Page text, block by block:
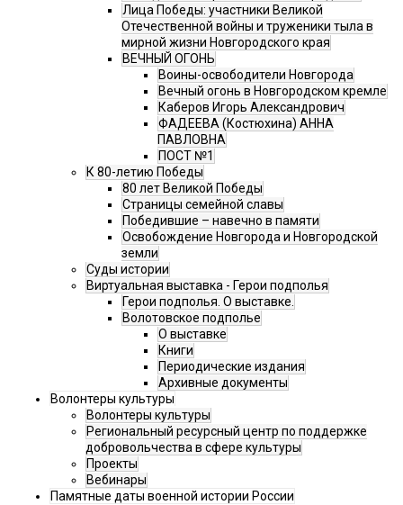
Лица Победы: участники Великой
Отечественной войны и труженики тыла в
мирной жизни Новгородского края
ВЕЧНЫЙ ОГОНЬ
Воины-освободители Новгорода
Вечный огонь в Новгородском кремле
Каберов Игорь Александрович
ФАДЕЕВА (Костюхина) АННА
ПАВЛОВНА
ПОСТ №1
К 80-летию Победы
80 лет Великой Победы
Страницы семейной славы
Победившие – навечно в памяти
Освобождение Новгорода и Новгородской
земли
Суды истории
Виртуальная выставка - Герои подполья
Герои подполья. О выставке.
Волотовское подполье
О выставке
Книги
Периодические издания
Архивные документы
Волонтеры культуры
Волонтеры культуры
Региональный ресурсный центр по поддержке
добровольчества в сфере культуры
Проекты
Вебинары
Памятные даты военной истории России